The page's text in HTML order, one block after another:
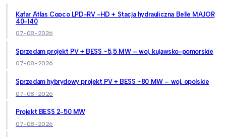
Kafar Atlas Copco LPD-RV -HD + Stacja hydrauliczna Belle MAJOR
40-140
07-08-2026
Sprzedam projekt PV + BESS ~5,5 MW – woj. kujawsko-pomorskie
07-08-2026
Sprzedam hybrydowy projekt PV + BESS ~80 MW – woj. opolskie
07-08-2026
Projekt BESS 2-50 MW
07-08-2026